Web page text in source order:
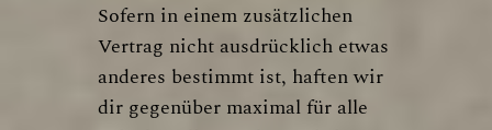
Sofern in einem zusätzlichen
Vertrag nicht ausdrücklich etwas
anderes bestimmt ist, haften wir
dir gegenüber maximal für alle